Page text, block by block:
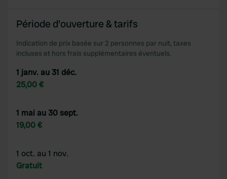
Période d'ouverture & tarifs
Indication de prix basée sur 2 personnes par nuit, taxes
incluses et hors frais supplémentaires éventuels.
1 janv. au 31 déc.
25,00 €
1 mai au 30 sept.
19,00 €
1 oct. au 1 nov.
Gratuit